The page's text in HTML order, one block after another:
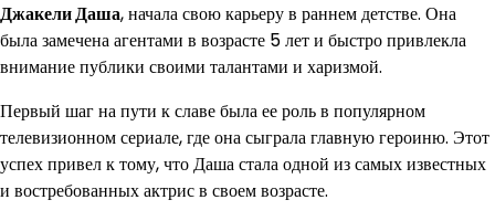
Джакели Даша, начала свою карьеру в раннем детстве. Она
была замечена агентами в возрасте 5 лет и быстро привлекла
внимание публики своими талантами и харизмой.
Первый шаг на пути к славе была ее роль в популярном
телевизионном сериале, где она сыграла главную героиню. Этот
успех привел к тому, что Даша стала одной из самых известных
и востребованных актрис в своем возрасте.